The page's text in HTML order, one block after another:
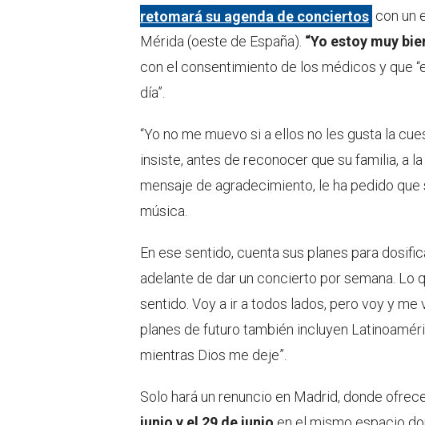
retomará su agenda de conciertos con un
Mérida (oeste de España). “Yo estoy muy
con el consentimiento de los médicos y que
día”.
“Yo no me muevo si a ellos no les gusta la
insiste, antes de reconocer que su familia, a
mensaje de agradecimiento, le ha pedido
música.
En ese sentido, cuenta sus planes para
adelante de dar un concierto por semana. Lo
sentido. Voy a ir a todos lados, pero voy y me
planes de futuro también incluyen
mientras Dios me deje”.
Solo hará un renuncio en Madrid, donde